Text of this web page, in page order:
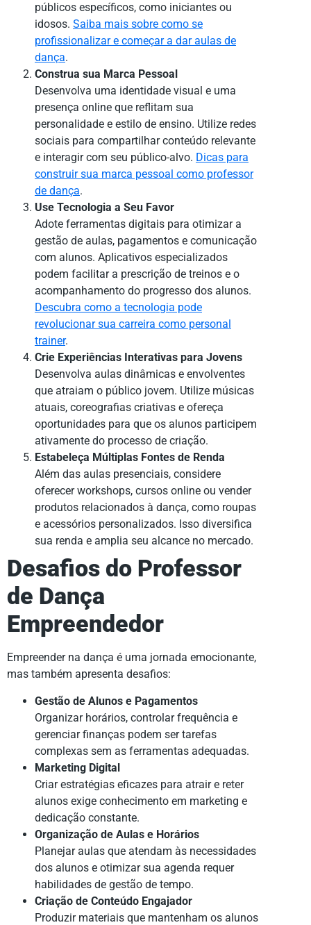
públicos específicos, como iniciantes ou
idosos. Saiba mais sobre como se
profissionalizar e começar a dar aulas de
dança.
Construa sua Marca Pessoal
Desenvolva uma identidade visual e uma
presença online que reflitam sua
personalidade e estilo de ensino. Utilize redes
sociais para compartilhar conteúdo relevante
e interagir com seu público-alvo. Dicas para
construir sua marca pessoal como professor
de dança.
Use Tecnologia a Seu Favor
Adote ferramentas digitais para otimizar a
gestão de aulas, pagamentos e comunicação
com alunos. Aplicativos especializados
podem facilitar a prescrição de treinos e o
acompanhamento do progresso dos alunos.
Descubra como a tecnologia pode
revolucionar sua carreira como personal
trainer.
Crie Experiências Interativas para Jovens
Desenvolva aulas dinâmicas e envolventes
que atraiam o público jovem. Utilize músicas
atuais, coreografias criativas e ofereça
oportunidades para que os alunos participem
ativamente do processo de criação.
Estabeleça Múltiplas Fontes de Renda
Além das aulas presenciais, considere
oferecer workshops, cursos online ou vender
produtos relacionados à dança, como roupas
e acessórios personalizados. Isso diversifica
sua renda e amplia seu alcance no mercado.
Desafios do Professor
de Dança
Empreendedor
Empreender na dança é uma jornada emocionante,
mas também apresenta desafios:
Gestão de Alunos e Pagamentos
Organizar horários, controlar frequência e
gerenciar finanças podem ser tarefas
complexas sem as ferramentas adequadas.
Marketing Digital
Criar estratégias eficazes para atrair e reter
alunos exige conhecimento em marketing e
dedicação constante.
Organização de Aulas e Horários
Planejar aulas que atendam às necessidades
dos alunos e otimizar sua agenda requer
habilidades de gestão de tempo.
Criação de Conteúdo Engajador
Produzir materiais que mantenham os alunos